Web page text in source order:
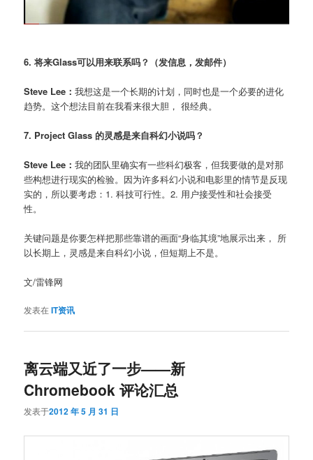
6. 将来Glass可以用来联系吗？（发信息，发邮件）
Steve Lee：我想这是一个长期的计划，同时也是一个必要的进化
趋势。这个想法目前在我看来很大胆， 很经典。
7. Project Glass 的灵感是来自科幻小说吗？
Steve Lee：我的团队里确实有一些科幻极客，但我要做的是对那
些构想进行现实的检验。因为许多科幻小说和电影里的情节是反现
实的，所以要考虑：1. 科技可行性。2. 用户接受性和社会接受
性。
关键问题是你要怎样把那些靠谱的画面“身临其境”地展示出来， 所
以长期上，灵感是来自科幻小说，但短期上不是。
文/雷锋网
发表在IT资讯
离云端又近了一步——新
Chromebook 评论汇总
发表于2012 年 5 月 31 日